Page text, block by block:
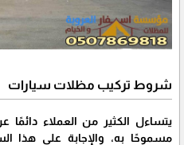
شروط تركيب مظلات سيارات
يتساءل الكثير من العملاء دائمًا
مسموحًا به، والإجابة على هذا